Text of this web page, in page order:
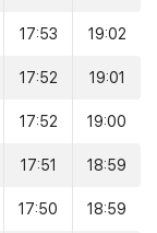
17:53 19:02
17:52 19:01
17:52 19:00
17:51 18:59
17:50 18:59